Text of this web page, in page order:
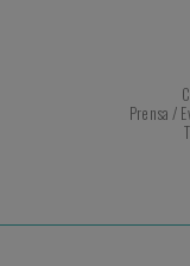
Prensa /